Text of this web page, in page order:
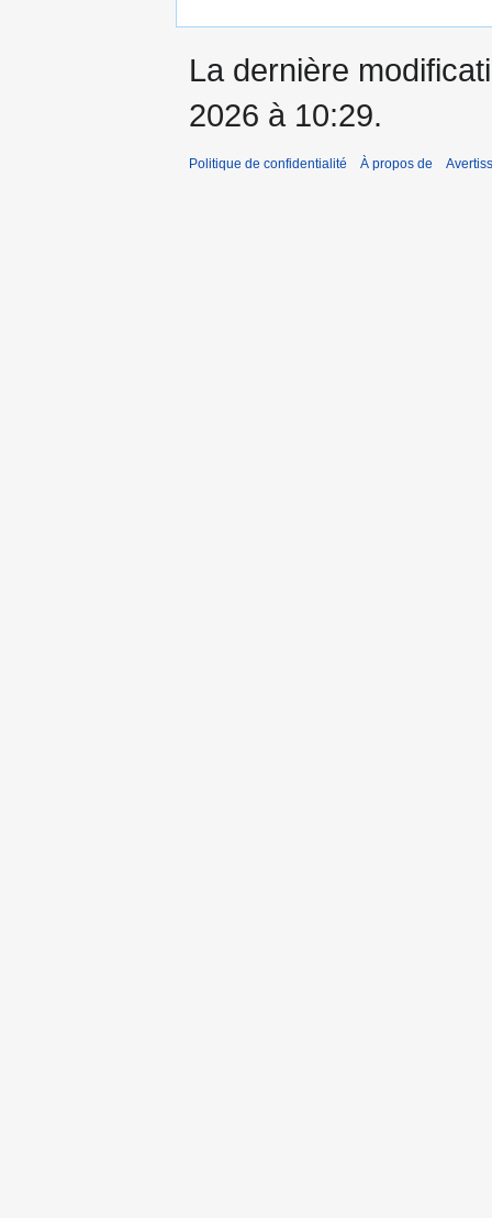
La dernière
2026 à 10:29.
Politique de confidentialité À propos de